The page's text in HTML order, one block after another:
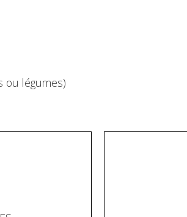
ou légumes)